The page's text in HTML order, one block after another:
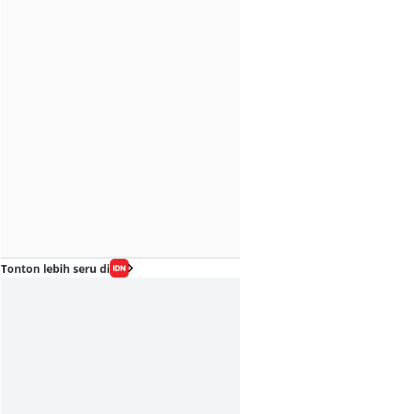
Tonton lebih seru di